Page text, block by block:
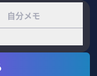
自分メモ